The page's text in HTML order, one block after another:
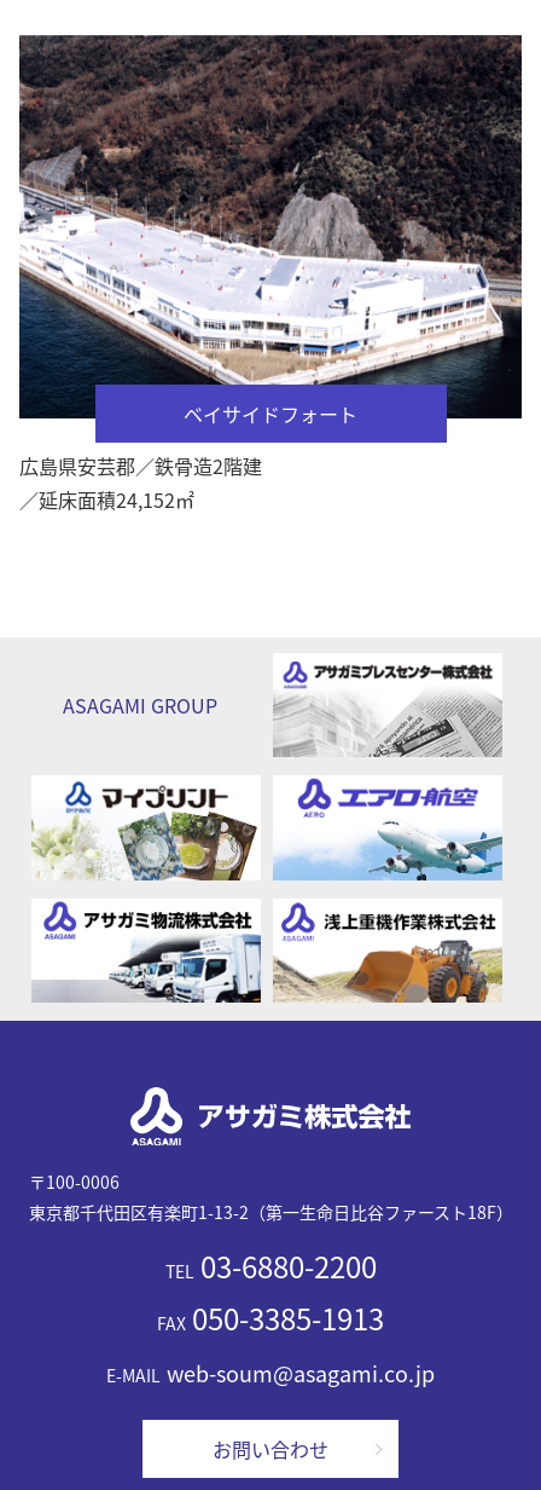
ベイサイドフォート
広島県安芸郡／鉄骨造2階建
／延床面積24,152㎡
ASAGAMI GROUP
〒100-0006
東京都千代田区有楽町1-13-2（第一生命日比谷ファースト18F）
TEL03-6880-2200
FAX 050-3385-1913
E-MAIL web-soum@asagami.co.jp
お問い合わせ